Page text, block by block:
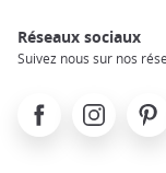
Réseaux sociaux
Suivez nous sur nos
FacebookInstagram